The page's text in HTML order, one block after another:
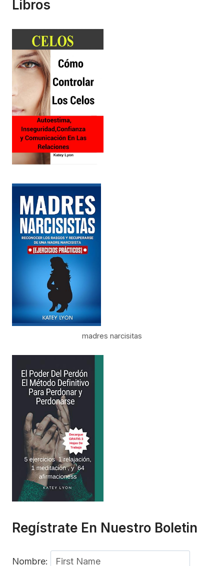
Libros
madres narcisitas
Regístrate En Nuestro Boletin
Nombre: